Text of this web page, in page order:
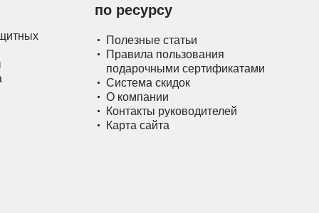
по ресурсу
Полезные статьи
Правила пользования
подарочными сертификатами
Система скидок
О компании
Контакты руководителей
Карта сайта